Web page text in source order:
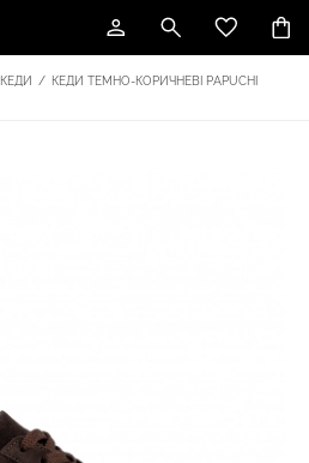
КЕДИ / КЕДИ ТЕМНО-КОРИЧНЕВІ PAPUCHI